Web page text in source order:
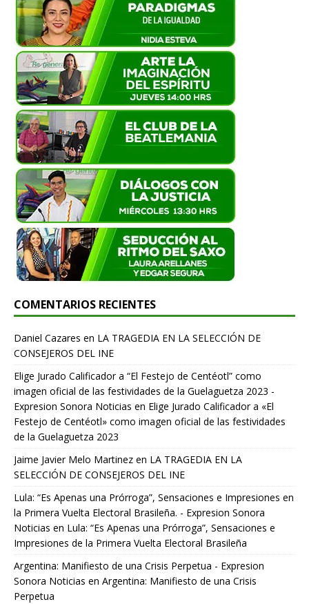
COMENTARIOS RECIENTES
Daniel Cazares en LA TRAGEDIA EN LA SELECCIÓN DE
CONSEJEROS DEL INE
Elige Jurado Calificador a “El Festejo de Centéotl” como
imagen oficial de las festividades de la Guelaguetza 2023 -
Expresion Sonora Noticias en Elige Jurado Calificador a «El
Festejo de Centéotl» como imagen oficial de las festividades
de la Guelaguetza 2023
Jaime Javier Melo Martinez en LA TRAGEDIA EN LA
SELECCIÓN DE CONSEJEROS DEL INE
Lula: “Es Apenas una Prórroga”, Sensaciones e Impresiones en
la Primera Vuelta Electoral Brasileña. - Expresion Sonora
Noticias en Lula: “Es Apenas una Prórroga”, Sensaciones e
Impresiones de la Primera Vuelta Electoral Brasileña
Argentina: Manifiesto de una Crisis Perpetua - Expresion
Sonora Noticias en Argentina: Manifiesto de una Crisis
Perpetua